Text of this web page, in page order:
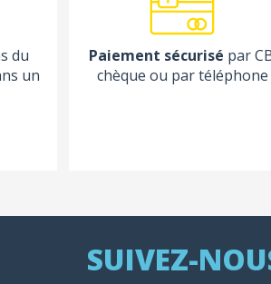
du
un
Paiement sécurisé par
chèque ou par téléphone
SUIVEZ-